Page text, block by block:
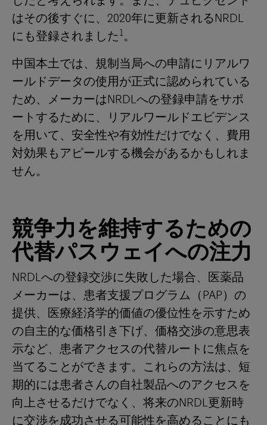
はその後すぐに、2020年に更新されるNRDL
にも登録されました1 。
中国本土では、規制当局への申請にリアルワ
ールドデータの使用が正式に認められている
ため、メーカーはNRDLへの登録申請をサポ
ートするために、リアルワールドエビデンス
を用いて、安全性や有効性だけでなく、費用
対効果もアピールする機会があるかもしれま
せん。
競争力を維持するための
代替パスウェイへの注力
NRDLへの登録交渉に失敗した場合、医薬品
メーカーは、患者支援プログラム（PAP）の
提供、医療経済学的価値の優位性を示すため
の自主的な価格引き下げ、価格交渉の意思表
示など、患者アクセスの代替ルートに焦点を
当てることができます。これらの方法は、短
期的には患者さんの自社製品へのアクセスを
向上させるだけでなく、将来のNRDL更新時
に交渉を成功させる可能性を高めることにも